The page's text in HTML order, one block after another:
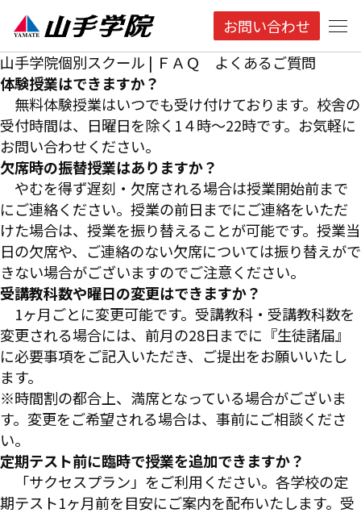
お問い合わせ
山手学院個別スクール | ＦＡＱ よくあるご質問
体験授業はできますか？
無料体験授業はいつでも受け付けております。校舎の
受付時間は、日曜日を除く1４時～22時です。お気軽に
お問い合わせください。
欠席時の振替授業はありますか？
やむを得ず遅刻・欠席される場合は授業開始前まで
にご連絡ください。授業の前日までにご連絡をいただ
けた場合は、授業を振り替えることが可能です。授業当
日の欠席や、ご連絡のない欠席については振り替えがで
きない場合がございますのでご注意ください。
受講教科数や曜日の変更はできますか？
1ヶ月ごとに変更可能です。受講教科・受講教科数を
変更される場合には、前月の28日までに『生徒諸届』
に必要事項をご記入いただき、ご提出をお願いいたし
ます。
※時間割の都合上、満席となっている場合がございま
す。変更をご希望される場合は、事前にご相談くださ
い。
定期テスト前に臨時で授業を追加できますか？
「サクセスプラン」をご利用ください。各学校の定
期テスト1ヶ月前を目安にご案内を配布いたします。受